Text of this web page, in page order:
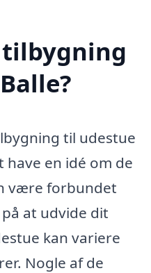
til udestue
en idé om de
være forbundet
at udvide dit
kan variere
Nogle af de